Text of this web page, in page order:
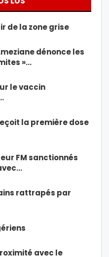
de la zone grise
dénonce les
»…
le vaccin
la première dose
FM sanctionnés
rattrapés par
avec le